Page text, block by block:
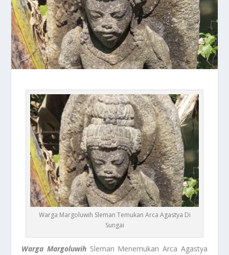
Warga Margoluwih Sleman Temukan Arca Agastya Di
Sungai
Warga Margoluwih Sleman Menemukan Arca Agastya